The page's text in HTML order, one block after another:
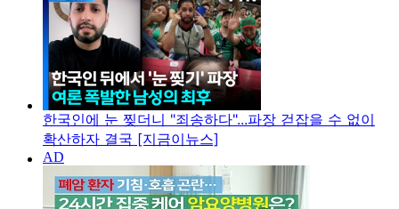
한국인에 눈 찢더니 "죄송하다"...파장 걷잡을 수 없이
확산하자 결국 [지금이뉴스]